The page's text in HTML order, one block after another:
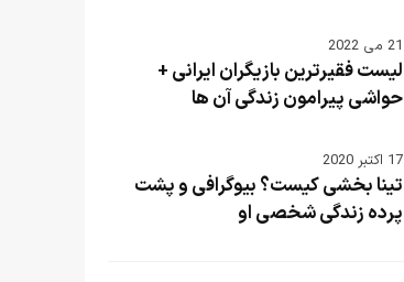
21 می 2022
لیست فقیرترین بازیگران ایرانی +
حواشی پیرامون زندگی آن ها
17 اکتبر 2020
تینا بخشی کیست؟ بیوگرافی و پشت
پرده زندگی شخصی او